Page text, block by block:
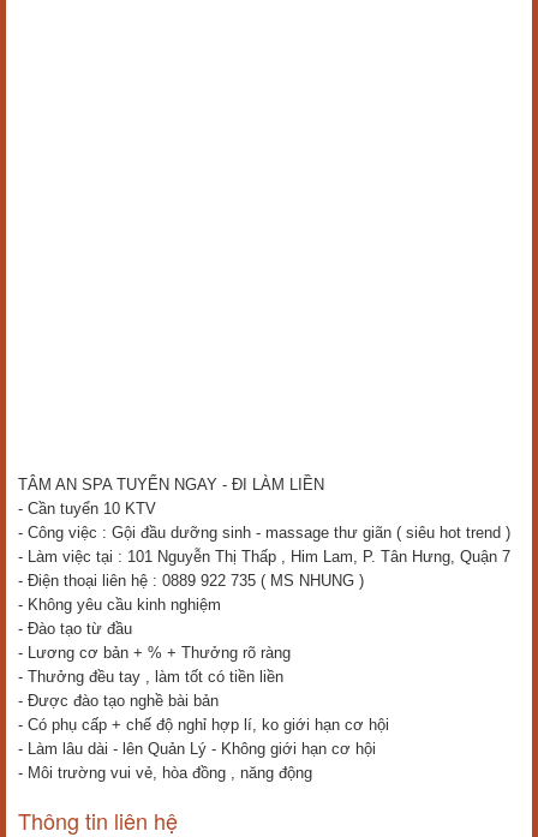
TÂM AN SPA TUYỂN NGAY - ĐI LÀM LIỀN
- Cần tuyển 10 KTV
- Công việc : Gội đầu dưỡng sinh - massage thư giãn ( siêu hot trend )
- Làm việc tại : 101 Nguyễn Thị Thấp , Him Lam, P. Tân Hưng, Quận 7
- Điện thoại liên hệ : 0889 922 735 ( MS NHUNG )
- Không yêu cầu kinh nghiệm
- Đào tạo từ đầu
- Lương cơ bản + % + Thưởng rõ ràng
- Thưởng đều tay , làm tốt có tiền liền
- Được đào tạo nghề bài bản
- Có phụ cấp + chế độ nghỉ hợp lí, ko giới hạn cơ hội
- Làm lâu dài - lên Quản Lý - Không giới hạn cơ hội
- Môi trường vui vẻ, hòa đồng , năng động
Thông tin liên hệ